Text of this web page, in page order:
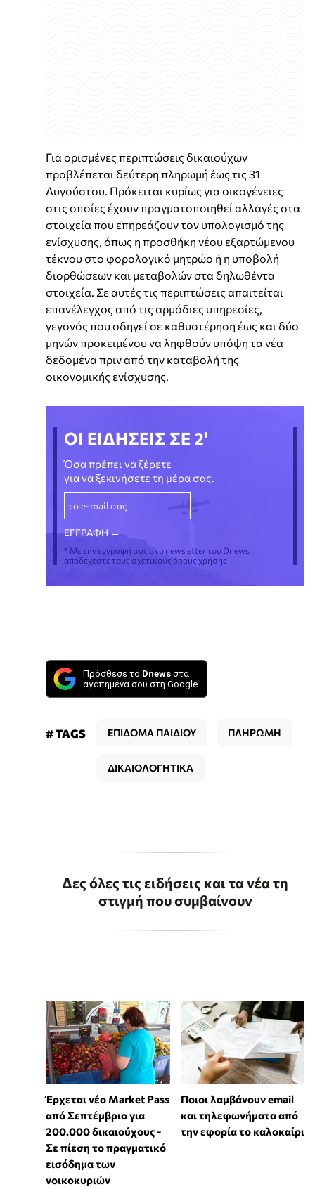
Για ορισμένες περιπτώσεις δικαιούχων
προβλέπεται δεύτερη πληρωμή έως τις 31
Αυγούστου. Πρόκειται κυρίως για οικογένειες
στις οποίες έχουν πραγματοποιηθεί αλλαγές στα
στοιχεία που επηρεάζουν τον υπολογισμό της
ενίσχυσης, όπως η προσθήκη νέου εξαρτώμενου
τέκνου στο φορολογικό μητρώο ή η υποβολή
διορθώσεων και μεταβολών στα δηλωθέντα
στοιχεία. Σε αυτές τις περιπτώσεις απαιτείται
επανέλεγχος από τις αρμόδιες υπηρεσίες,
γεγονός που οδηγεί σε καθυστέρηση έως και δύο
μηνών προκειμένου να ληφθούν υπόψη τα νέα
δεδομένα πριν από την καταβολή της
οικονομικής ενίσχυσης.
ΟΙ ΕΙΔΗΣΕΙΣ ΣΕ 2'
Όσα πρέπει να ξέρετε
για να ξεκινήσετε τη μέρα σας.
* Με την εγγραφή σας στο newsletter του Dnews,
αποδέχεστε τους σχετικούς όρους χρήσης
Πρόσθεσε το Dnews στα
αγαπημένα σου στη Google
# TAGS ΕΠΙΔΟΜΑ ΠΑΙΔΙΟΥ ΠΛΗΡΩΜΗ
ΔΙΚΑΙΟΛΟΓΗΤΙΚΑ
Δες όλες τις ειδήσεις και τα νέα τη
στιγμή που συμβαίνουν
Έρχεται νέο Market Pass
από Σεπτέμβριο για
200.000 δικαιούχους -
Σε πίεση το πραγματικό
εισόδημα των
νοικοκυριών
Ποιοι λαμβάνουν email
και τηλεφωνήματα από
την εφορία το καλοκαίρι